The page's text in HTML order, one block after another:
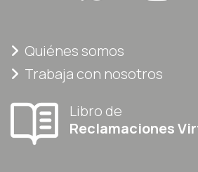
Quiénes somos
Trabaja con nosotros
Libro de
Reclamaciones